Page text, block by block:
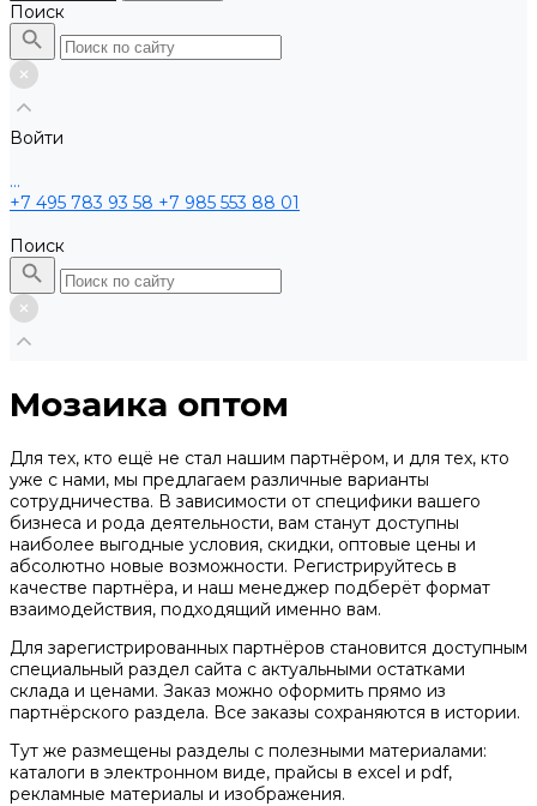
Поиск
Войти
...
+7 495 783 93 58 +7 985 553 88 01
Поиск
Мозаика оптом
Для тех, кто ещё не стал нашим партнёром, и для тех, кто
уже с нами, мы предлагаем различные варианты
сотрудничества. В зависимости от специфики вашего
бизнеса и рода деятельности, вам станут доступны
наиболее выгодные условия, скидки, оптовые цены и
абсолютно новые возможности. Регистрируйтесь в
качестве партнёра, и наш менеджер подберёт формат
взаимодействия, подходящий именно вам.
Для зарегистрированных партнёров становится доступным
специальный раздел сайта с актуальными остатками
склада и ценами. Заказ можно оформить прямо из
партнёрского раздела. Все заказы сохраняются в истории.
Тут же размещены разделы с полезными материалами:
каталоги в электронном виде, прайсы в excel и pdf,
рекламные материалы и изображения.